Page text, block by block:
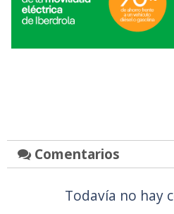
Comentarios
Todavía no hay